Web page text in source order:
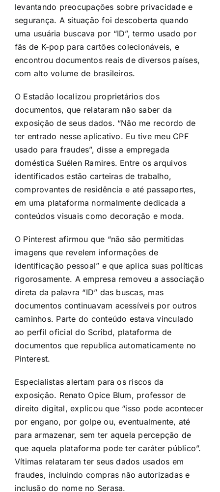
levantando preocupações sobre privacidade e
segurança. A situação foi descoberta quando
uma usuária buscava por “ID”, termo usado por
fãs de K-pop para cartões colecionáveis, e
encontrou documentos reais de diversos países,
com alto volume de brasileiros.
O Estadão localizou proprietários dos
documentos, que relataram não saber da
exposição de seus dados. “Não me recordo de
ter entrado nesse aplicativo. Eu tive meu CPF
usado para fraudes”, disse a empregada
doméstica Suélen Ramires. Entre os arquivos
identificados estão carteiras de trabalho,
comprovantes de residência e até passaportes,
em uma plataforma normalmente dedicada a
conteúdos visuais como decoração e moda.
O Pinterest afirmou que “não são permitidas
imagens que revelem informações de
identificação pessoal” e que aplica suas políticas
rigorosamente. A empresa removeu a associação
direta da palavra “ID” das buscas, mas
documentos continuavam acessíveis por outros
caminhos. Parte do conteúdo estava vinculado
ao perfil oficial do Scribd, plataforma de
documentos que republica automaticamente no
Pinterest.
Especialistas alertam para os riscos da
exposição. Renato Opice Blum, professor de
direito digital, explicou que “isso pode acontecer
por engano, por golpe ou, eventualmente, até
para armazenar, sem ter aquela percepção de
que aquela plataforma pode ter caráter público”.
Vítimas relataram ter seus dados usados em
fraudes, incluindo compras não autorizadas e
inclusão do nome no Serasa.